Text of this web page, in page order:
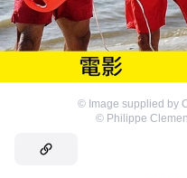
© Image supplied by
© Philippe